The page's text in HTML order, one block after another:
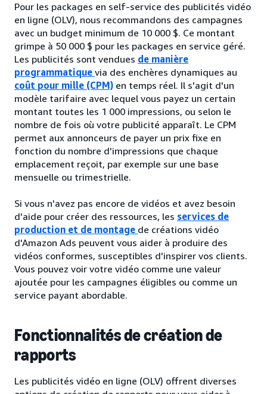
Pour les packages en self-service des publicités vidéo
en ligne (OLV), nous recommandons des campagnes
avec un budget minimum de 10 000 $. Ce montant
grimpe à 50 000 $ pour les packages en service géré.
Les publicités sont vendues de manière
programmatique via des enchères dynamiques au
coût pour mille (CPM) en temps réel. Il s'agit d'un
modèle tarifaire avec lequel vous payez un certain
montant toutes les 1 000 impressions, ou selon le
nombre de fois où votre publicité apparaît. Le CPM
permet aux annonceurs de payer un prix fixe en
fonction du nombre d'impressions que chaque
emplacement reçoit, par exemple sur une base
mensuelle ou trimestrielle.
Si vous n'avez pas encore de vidéos et avez besoin
d'aide pour créer des ressources, les services de
production et de montage de créations vidéo
d'Amazon Ads peuvent vous aider à produire des
vidéos conformes, susceptibles d'inspirer vos clients.
Vous pouvez voir votre vidéo comme une valeur
ajoutée pour les campagnes éligibles ou comme un
service payant abordable.
Fonctionnalités de création de
rapports
Les publicités vidéo en ligne (OLV) offrent diverses